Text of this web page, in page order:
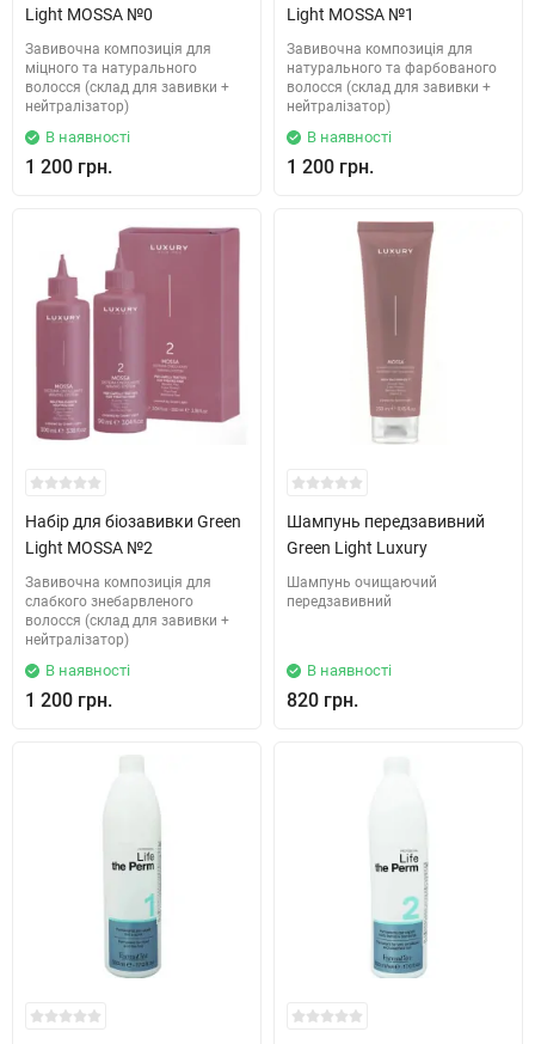
Light MOSSA №0
Завивочна композиція для
міцного та натурального
волосся (склад для завивки +
нейтралізатор)
В наявності
1 200 грн.
Light MOSSA №1
Завивочна композиція для
натурального та фарбованого
волосся (склад для завивки +
нейтралізатор)
В наявності
1 200 грн.
Набір для біозавивки Green
Light MOSSA №2
Завивочна композиція для
слабкого знебарвленого
волосся (склад для завивки +
нейтралізатор)
В наявності
1 200 грн.
Шампунь передзавивний
Green Light Luxury
Шампунь очищаючий
передзавивний
В наявності
820 грн.